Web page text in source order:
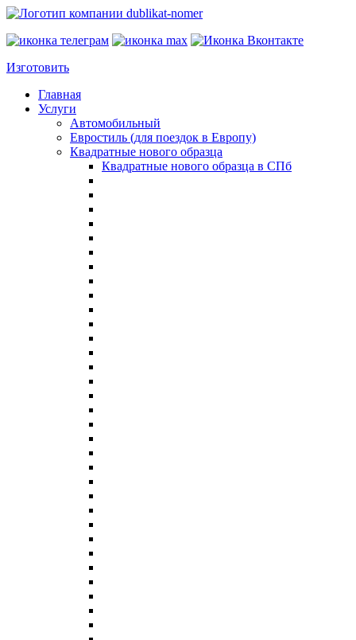
Изготовить
Главная
Услуги
Автомобильный
Евростиль (для поездок в Европу)
Квадратные нового образца
Квадратные нового образца в СПб